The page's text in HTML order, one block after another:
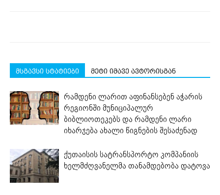
მსგავსი სტატიები მეტი იმავე ავტორისგან
რამდენი ლარით აფინანსებენ აჭარის
რეგიონში მუნიციპალურ
ბიბლიოთეკებს და რამდენი ლარი
იხარჯება ახალი წიგნების შესაძენად
ქუთაისის სატრანსპორტო კომპანიის
ხელმძღვანელმა თანამდებობა დატოვა